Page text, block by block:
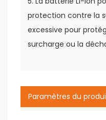
protection contre la
excessive pour
surcharge ou la
Paramètres du